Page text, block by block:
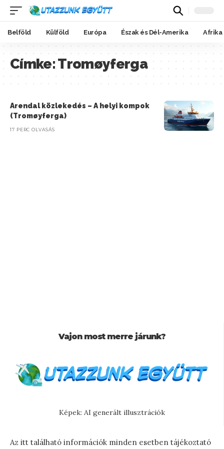
Belföld Külföld Európa Észak és Dél-Amerika Afrika
Címke:Tromøyferga
Arendal közlekedés – A helyi kompok
(Tromøyferga)
17 PERC OLVASÁS
Vajon most merre járunk?
Képek: AI generált illusztrációk
Az itt található információk minden esetben tájékoztató